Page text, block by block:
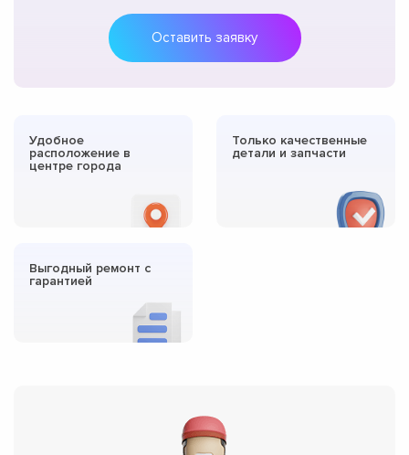
Оставить заявку
Удобное
расположение в
центре города
Только качественные
детали и запчасти
Выгодный ремонт с
гарантией